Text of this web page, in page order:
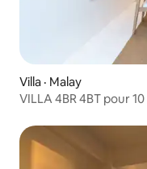
Villa · Malay
VILLA 4BR 4BT pour